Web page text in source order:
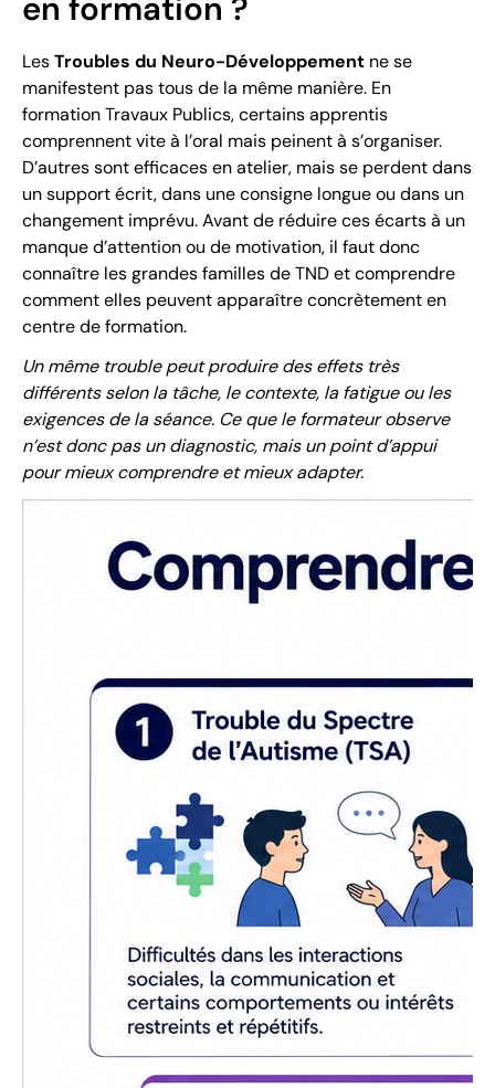
en formation ?
LesTroubles du Neuro-Développement ne se
manifestent pas tous de la même manière. En
formation Travaux Publics, certains apprentis
comprennent vite à l’oral mais peinent à s’organiser.
D’autres sont efficaces en atelier, mais se perdent dans
un support écrit, dans une consigne longue ou dans un
changement imprévu. Avant de réduire ces écarts à un
manque d’attention ou de motivation, il faut donc
connaître les grandes familles de TND et comprendre
comment elles peuvent apparaître concrètement en
centre de formation.
Un même trouble peut produire des effets très
différents selon la tâche, le contexte, la fatigue ou les
exigences de la séance. Ce que le formateur observe
n’est donc pas un diagnostic, mais un point d’appui
pour mieux comprendre et mieux adapter.